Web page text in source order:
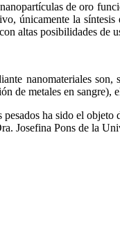
de oro
únicamente la
altas posibilidades de
nanomateriales
de metales en sangre),
pesados ha sido el
Pons de la